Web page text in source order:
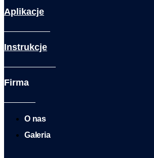
Aplikacje
Instrukcje
Firma
O nas
Galeria